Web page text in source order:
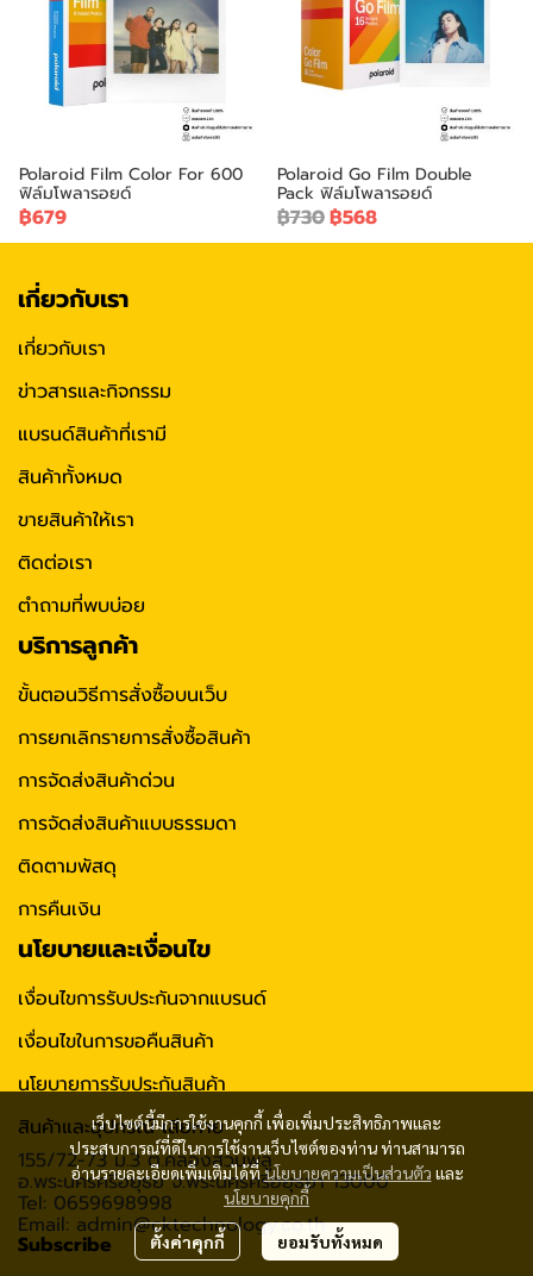
Polaroid Film Color For 600
ฟิล์มโพลารอยด์
฿679
Polaroid Go Film Double
Pack ฟิล์มโพลารอยด์
฿730฿568
เว็บไซต์นี้มีการใช้งานคุกกี้ เพื่อเพิ่มประสิทธิภาพและ
ประสบการณ์ที่ดีในการใช้งานเว็บไซต์ของท่าน ท่านสามารถ
อ่านรายละเอียดเพิ่มเติมได้ที่นโยบายความเป็นส่วนตัว และ
นโยบายคุกกี้
ตั้งค่าคุกกี้ ยอมรับทั้งหมด
เกี่ยวกับเรา
เกี่ยวกับเรา
ข่าวสารและกิจกรรม
แบรนด์สินค้าที่เรามี
สินค้าทั้งหมด
ขายสินค้าให้เรา
ติดต่อเรา
ตำถามที่พบบ่อย
บริการลูกค้า
ขั้นตอนวิธีการสั่งซื้อบนเว็บ
การยกเลิกรายการสั่งซื้อสินค้า
การจัดส่งสินค้าด่วน
การจัดส่งสินค้าแบบธรรมดา
ติดตามพัสดุ
การคืนเงิน
นโยบายและเงื่อนไข
เงื่อนไขการรับประกันจากแบรนด์
เงื่อนไขในการขอคืนสินค้า
นโยบายการรับประกันสินค้า
สินค้าและอุปกรณ์ เสียหาย
155/72-73 ม.3 ต.คลองสวนพลู
อ.พระนครศรีอยุธย จ.พระนครศรีอยุธยา 13000
Tel: 0659698998
Email: admin@cktechnology.co.th
Subscribe